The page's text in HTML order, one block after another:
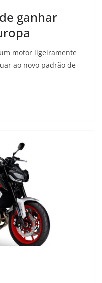
ganhar
motor ligeiramente
ao novo padrão de